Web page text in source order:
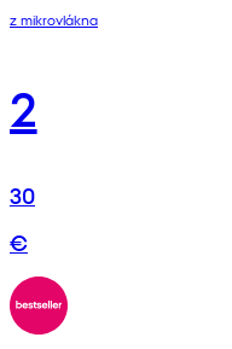
z mikrovlákna
2
30
€